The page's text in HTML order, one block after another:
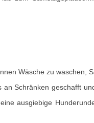
Wäsche zu waschen,
an Schränken geschafft
ausgiebige